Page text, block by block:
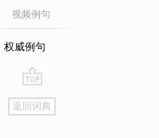
视频例句
权威例句
go
top
返回词典